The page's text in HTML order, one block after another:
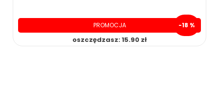
PROMOCJA -18 %
oszczędzasz: 15.90 zł